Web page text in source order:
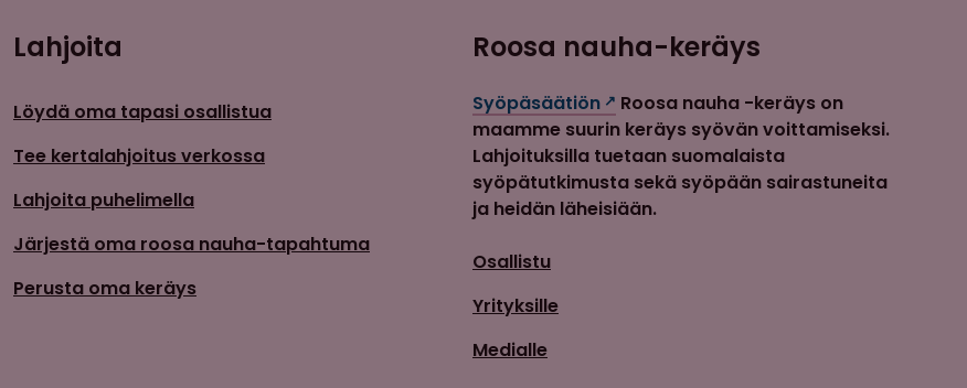
Lahjoita
Löydä oma tapasi osallistua
Tee kertalahjoitus verkossa
Lahjoita puhelimella
Järjestä oma roosa nauha-tapahtuma
Perusta oma keräys
Roosa nauha-keräys
Syöpäsäätiön
Roosa nauha -keräys on
maamme suurin keräys syövän voittamiseksi.
Lahjoituksilla tuetaan suomalaista
syöpätutkimusta sekä syöpään sairastuneita
ja heidän läheisiään.
Osallistu
Yrityksille
Medialle